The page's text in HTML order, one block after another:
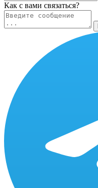
Как c вами связаться?